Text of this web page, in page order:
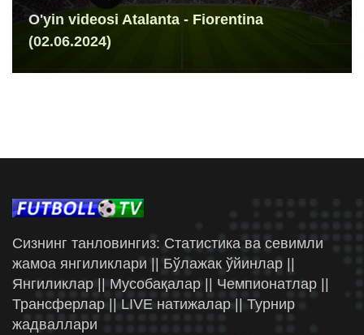
O'yin videosi Atalanta - Fiorentina
(02.06.2024)
Сизнинг танловингиз: Статистика ва севимли
жамоа янгиликлари || Бўлажак ўйинлар ||
Янгиликлар || Мусобақалар || Чемпионатлар ||
Трансферлар || LIVE натижалар || Турнир
жадваллари